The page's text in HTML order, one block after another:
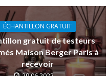
ÉCHANTILLON GRATUIT
gratuit de testeurs
Maison Berger Paris à
recevoir